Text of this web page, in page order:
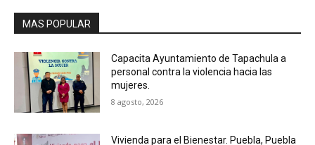
MAS POPULAR
Capacita Ayuntamiento de Tapachula a
personal contra la violencia hacia las
mujeres.
8 agosto, 2026
Vivienda para el Bienestar. Puebla, Puebla